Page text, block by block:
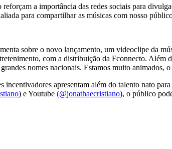
a importância das redes sociais para
para compartilhar as músicas com nosso
sobre o novo lançamento, um videoclipe da
com a distribuição da Fconnecto.
nomes nacionais. Estamos muito animados,
incentivadores apresentam além do talento nato
) e Youtube (@jonathaecristiano), o público